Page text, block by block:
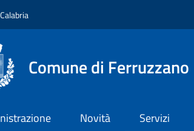
Comune di Ferruzzano
Novità Servizi